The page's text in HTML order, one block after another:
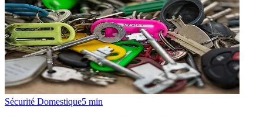
Sécurité Domestique5 min